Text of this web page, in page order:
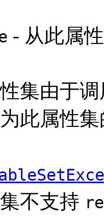
- 从此属
集由于
此属性
不支持